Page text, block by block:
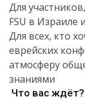
Для
FSU в Израиле
Для всех, кто
еврейских
атмосферу
знаниями
Что вас ждёт?